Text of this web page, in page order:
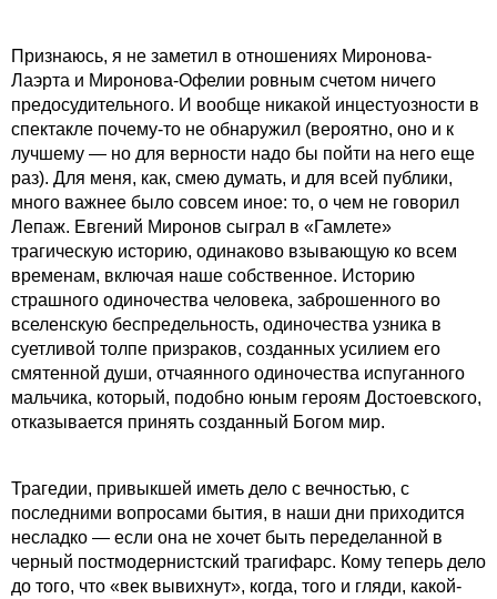
Признаюсь, я не заметил в отношениях Миронова-
Лаэрта и Миронова-Офелии ровным счетом ничего
предосудительного. И вообще никакой инцестуозности в
спектакле почему-то не обнаружил (вероятно, оно и к
лучшему — но для верности надо бы пойти на него еще
раз). Для меня, как, смею думать, и для всей публики,
много важнее было совсем иное: то, о чем не говорил
Лепаж. Евгений Миронов сыграл в «Гамлете»
трагическую историю, одинаково взывающую ко всем
временам, включая наше собственное. Историю
страшного одиночества человека, заброшенного во
вселенскую беспредельность, одиночества узника в
суетливой толпе призраков, созданных усилием его
смятенной души, отчаянного одиночества испуганного
мальчика, который, подобно юным героям Достоевского,
отказывается принять созданный Богом мир.
Трагедии, привыкшей иметь дело с вечностью, с
последними вопросами бытия, в наши дни приходится
несладко — если она не хочет быть переделанной в
черный постмодернистский трагифарс. Кому теперь дело
до того, что «век вывихнут», когда, того и гляди, какой-